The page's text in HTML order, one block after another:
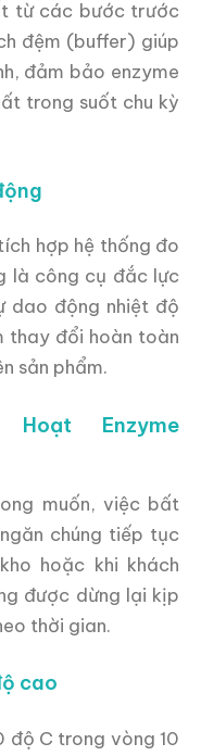
từ các bước trước
đệm (buffer) giúp
đảm bảo enzyme
trong suốt chu kỳ
hợp hệ thống đo
là công cụ đắc lực
dao động nhiệt độ
thay đổi hoàn toàn
sản phẩm.
Enzyme
muốn, việc bất
chúng tiếp tục
hoặc khi khách
được dừng lại kịp
thời gian.
cao
độ C trong vòng 10